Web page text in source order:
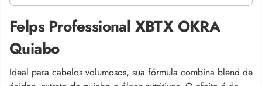
Felps Professional XBTX OKRA
Quiabo
Ideal para cabelos volumosos, sua fórmula combina blend de